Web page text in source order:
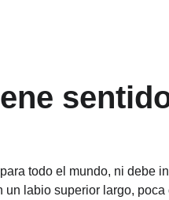
todo el mundo, ni debe
un labio superior largo,